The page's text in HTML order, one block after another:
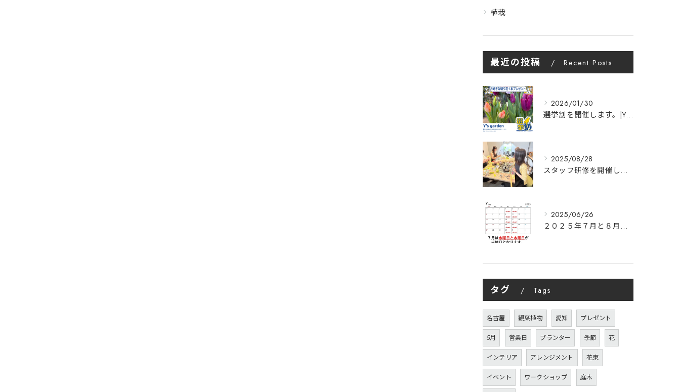
植栽
最近の投稿 Recent Posts
2026/01/30
選挙割を開催します。|Y's garden
2025/08/28
スタッフ研修を開催します。｜名古屋市中村区Y's garden
2025/06/26
２０２５年７月と８月の営業日のご案内｜Y’s garden
タグ Tags
名古屋 観葉植物 愛知 プレゼント
5月 営業日 プランター 季節 花
インテリア アレンジメント 花束
イベント ワークショップ 庭木